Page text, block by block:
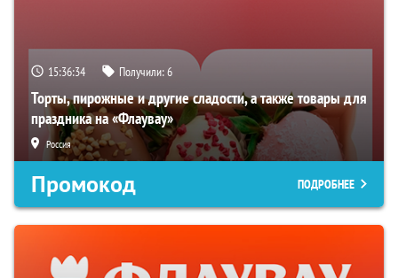
15:36:33 Получили:6
Торты, пирожные и другие сладости, а также товары для
праздника на «Флаувау»
Россия
Промокод ПОДРОБНЕЕ